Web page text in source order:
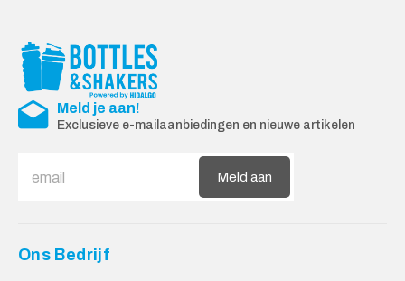
Meld je aan!
Exclusieve e-mailaanbiedingen en nieuwe artikelen
Meld aan
Ons Bedrijf